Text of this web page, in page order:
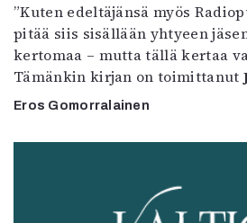
”Kuten edeltäjänsä myös
pitää siis sisällään yhtyeen
kertomaa – mutta tällä kertaa
Tämänkin kirjan on toimittanut
Eros Gomorralainen